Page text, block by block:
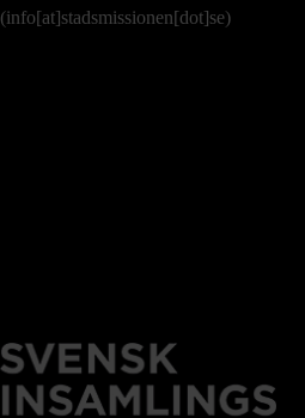
(info[at]stadsmissionen[dot]se)